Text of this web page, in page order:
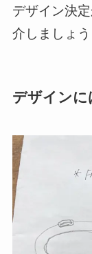
デザイン決
介しましょう
デザインに